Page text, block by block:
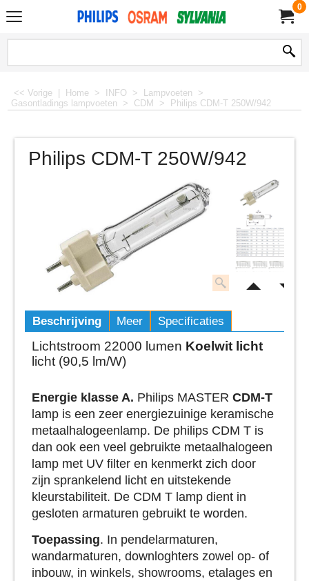
0
<< Vorige Home > INFO > Lampvoeten >
Gasontladings lampvoeten > CDM > Philips CDM-T 250W/942
Philips CDM-T 250W/942
Beschrijving Meer Specificaties
Lichtstroom 22000 lumen Koelwit licht
licht (90,5 lm/W)
Energie klasse A. Philips MASTER CDM-T
lamp is een zeer energiezuinige keramische
metaalhalogeenlamp. De philips CDM T is
dan ook een veel gebruikte metaalhalogeen
lamp met UV filter en kenmerkt zich door
zijn sprankelend licht en uitstekende
kleurstabiliteit. De CDM T lamp dient in
gesloten armaturen gebruikt te worden.
Toepassing. In pendelarmaturen,
wandarmaturen, downloghters zowel op- of
inbouw, in winkels, showrooms, etalages en